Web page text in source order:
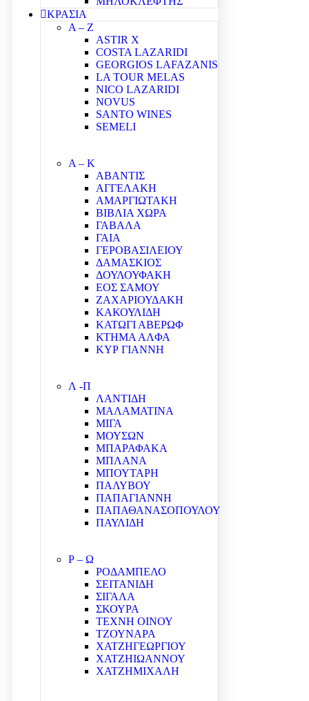
ΚΡΑΣΙΑ
A – Z
ASTIR X
COSTA LAZARIDI
GEORGIOS LAFAZANIS
LA TOUR MELAS
NICO LAZARIDI
NOVUS
SANTO WINES
SEMELI
Α – Κ
ΑΒΑΝΤΙΣ
ΑΓΓΕΛΑΚΗ
ΑΜΑΡΓΙΩΤΑΚΗ
ΒΙΒΛΙΑ ΧΩΡΑ
ΓΑΒΑΛΑ
ΓΑΙΑ
ΓΕΡΟΒΑΣΙΛΕΙΟΥ
ΔΑΜΑΣΚΙΟΣ
ΔΟΥΛΟΥΦΑΚΗ
ΕΟΣ ΣΑΜΟΥ
ΖΑΧΑΡΙΟΥΔΑΚΗ
ΚΑΚΟΥΛΙΔΗ
ΚΑΤΩΓΙ ΑΒΕΡΩΦ
ΚΤΗΜΑ ΑΛΦΑ
ΚΥΡ ΓΙΑΝΝΗ
Λ -Π
ΛΑΝΤΙΔΗ
ΜΑΛΑΜΑΤΙΝΑ
ΜΙΓΑ
ΜΟΥΣΩΝ
ΜΠΑΡΑΦΑΚΑ
ΜΠΛΑΝΑ
ΜΠΟΥΤΑΡΗ
ΠΑΛΥΒΟΥ
ΠΑΠΑΓΙΑΝΝΗ
ΠΑΠΑΘΑΝΑΣΟΠΟΥΛΟΥ
ΠΑΥΛΙΔΗ
Ρ – Ω
ΡΟΔΑΜΠΕΛΟ
ΣΕΙΤΑΝΙΔΗ
ΣΙΓΑΛΑ
ΣΚΟΥΡΑ
ΤΕΧΝΗ ΟΙΝΟΥ
ΤΖΟΥΝΑΡΑ
ΧΑΤΖΗΓΕΩΡΓΙΟΥ
ΧΑΤΖΗΙΩΑΝΝΟΥ
ΧΑΤΖΗΜΙΧΑΛΗ